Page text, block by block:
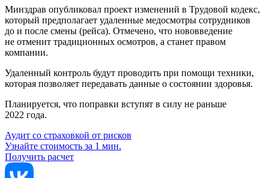
Минздрав опубликовал проект изменений в Трудовой кодекс,
который предполагает удаленные медосмотры сотрудников
до и после смены (рейса). Отмечено, что нововведение
не отменит традиционных осмотров, а станет правом
компании.
Удаленный контроль будут проводить при помощи техники,
которая позволяет передавать данные о состоянии здоровья.
Планируется, что поправки вступят в силу не раньше
2022 года.
Аудит со страховкой от рисков
Узнайте стоимость за 1 мин.
Получить расчет